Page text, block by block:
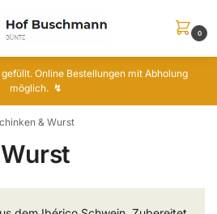
0
Online Bestellungen mit Abholung
möglich. ↯
& Wurst